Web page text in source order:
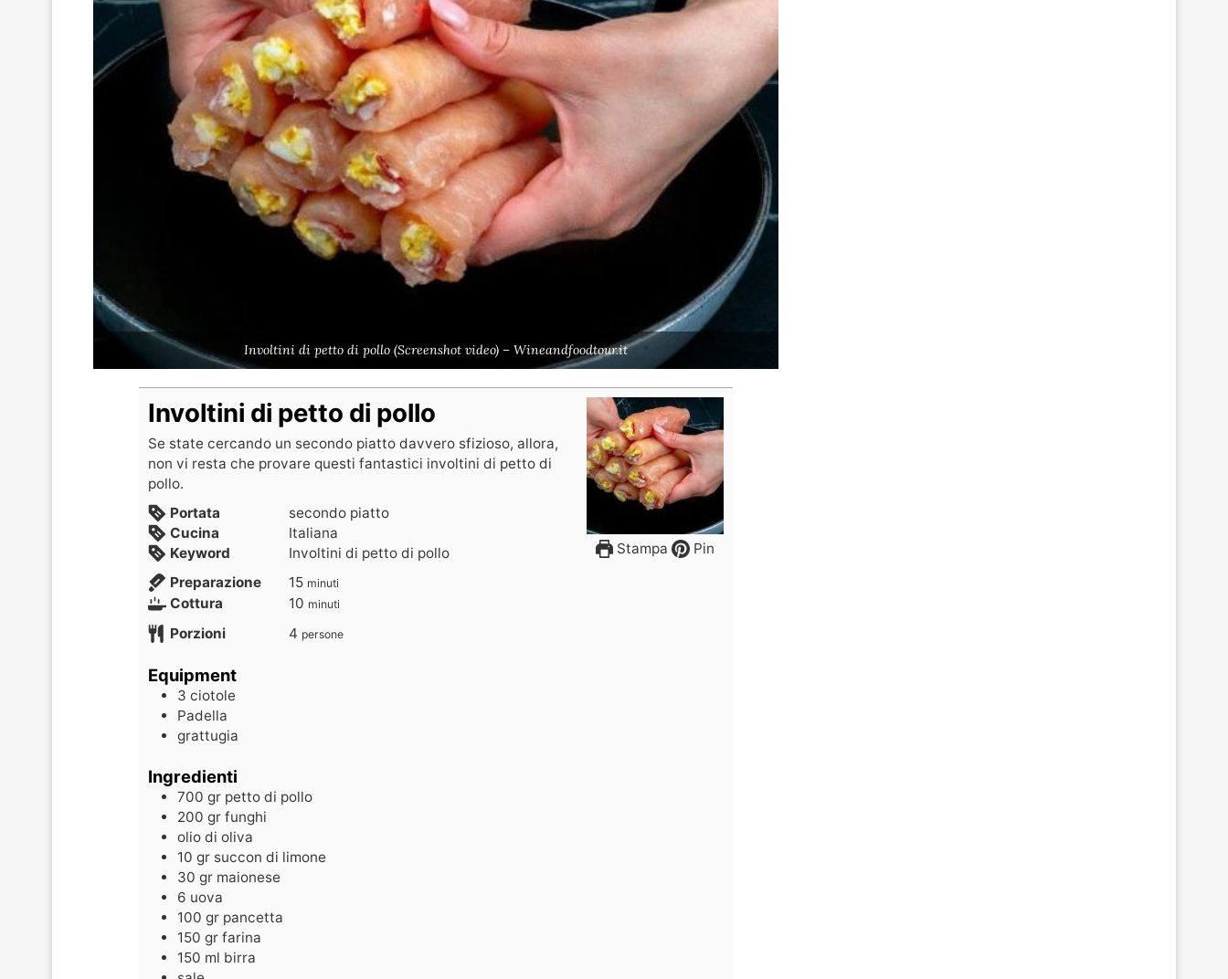
Involtini di petto di pollo (Screenshot video) – Wineandfoodtour.it
Stampa Pin
Involtini di petto di pollo
Se state cercando un secondo piatto davvero sfizioso, allora,
non vi resta che provare questi fantastici involtini di petto di
pollo.
Portata
secondo piatto
Cucina
Italiana
Keyword
Involtini di petto di pollo
Preparazione
15 minuti
Cottura 10 minuti
Porzioni 4 persone
Equipment
3 ciotole
Padella
grattugia
Ingredienti
700 gr petto di pollo
200 gr funghi
olio di oliva
10 gr succon di limone
30 gr maionese
6 uova
100 gr pancetta
150 gr farina
150 ml birra